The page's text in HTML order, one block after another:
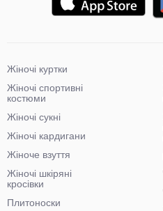
Жіночі куртки
Жіночі спортивні
костюми
Жіночі сукні
Жіночі кардигани
Жіноче взуття
Жіночі шкіряні
кросівки
Плитоноски